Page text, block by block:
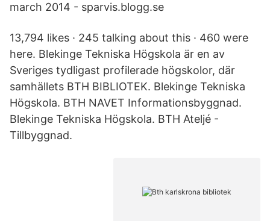
march 2014 - sparvis.blogg.se
13,794 likes · 245 talking about this · 460 were
here. Blekinge Tekniska Högskola är en av
Sveriges tydligast profilerade högskolor, där
samhällets BTH BIBLIOTEK. Blekinge Tekniska
Högskola. BTH NAVET Informationsbyggnad.
Blekinge Tekniska Högskola. BTH Ateljé -
Tillbyggnad.